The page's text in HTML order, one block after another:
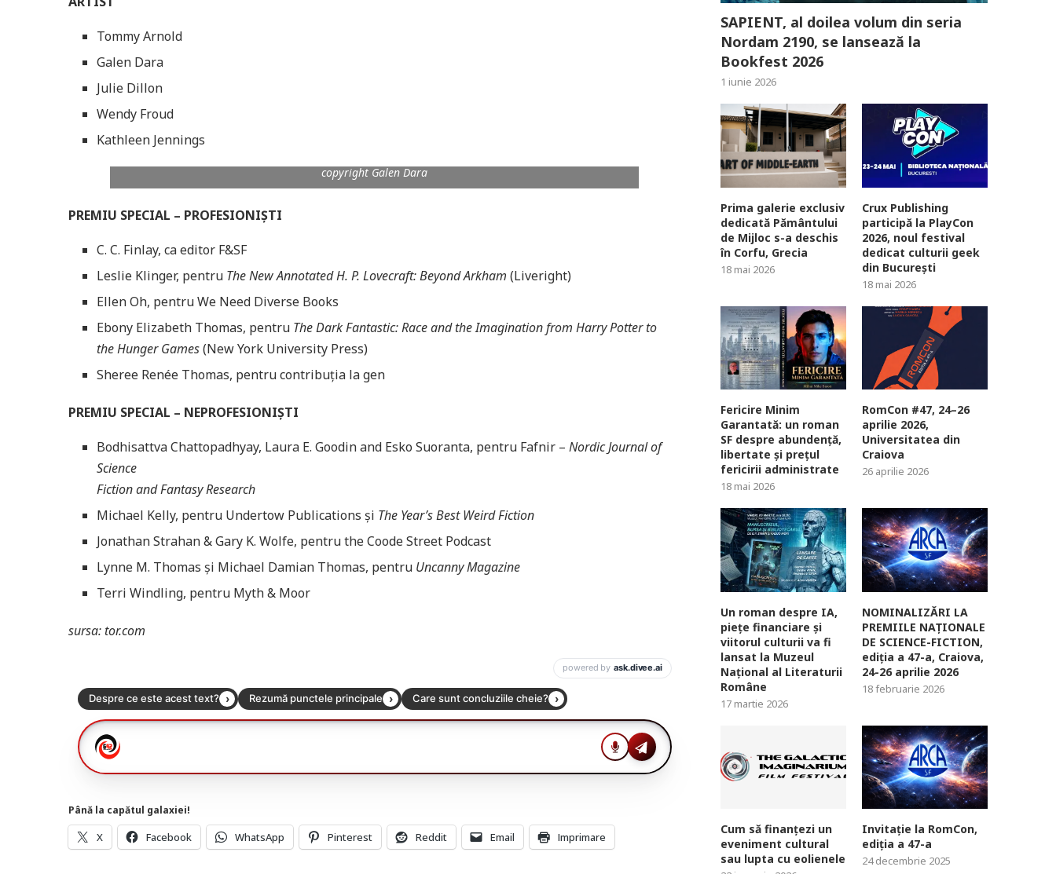
Tommy Arnold
Galen Dara
Julie Dillon
Wendy Froud
Kathleen Jennings
copyright Galen Dara
PREMIU SPECIAL – PROFESIONIȘTI
C. C. Finlay, ca editor F&SF
Leslie Klinger, pentru The New Annotated H. P. Lovecraft: Beyond Arkham (Liveright)
Ellen Oh, pentru We Need Diverse Books
Ebony Elizabeth Thomas, pentru The Dark Fantastic: Race and the Imagination from Harry Potter to
theHunger Games(New York University Press)
Sheree Renée Thomas, pentru contribuția la gen
PREMIU SPECIAL – NEPROFESIONIȘTI
Bodhisattva Chattopadhyay, Laura E. Goodin and Esko Suoranta, pentru Fafnir – Nordic Journal of
Science
Fiction and Fantasy Research
Michael Kelly, pentru Undertow Publications și The Year’s Best Weird Fiction
Jonathan Strahan & Gary K. Wolfe, pentru the Coode Street Podcast
Lynne M. Thomas și Michael Damian Thomas, pentru Uncanny Magazine
Terri Windling, pentru Myth & Moor
sursa: tor.com
Până la capătul galaxiei!
X Facebook WhatsApp Pinterest Reddit Email Imprimare
SAPIENT, al doilea volum din seria
Nordam 2190, se lansează la
Bookfest 2026
1 iunie 2026
Prima galerie exclusiv
dedicată Pământului
de Mijloc s-a deschis
în Corfu, Grecia
18 mai 2026
Crux Publishing
participă la PlayCon
2026, noul festival
dedicat culturii geek
din București
18 mai 2026
Fericire Minim
Garantată: un roman
SF despre abundență,
libertate și prețul
fericirii administrate
18 mai 2026
RomCon #47, 24–26
aprilie 2026,
Universitatea din
Craiova
26 aprilie 2026
Un roman despre IA,
piețe financiare și
viitorul culturii va fi
lansat la Muzeul
Național al Literaturii
Române
17 martie 2026
NOMINALIZĂRI LA
PREMIILE NAȚIONALE
DE SCIENCE-FICTION,
ediția a 47-a, Craiova,
24-26 aprilie 2026
18 februarie 2026
Cum să finanțezi un
eveniment cultural
sau lupta cu eolienele
Invitație la RomCon,
ediția a 47-a
24 decembrie 2025